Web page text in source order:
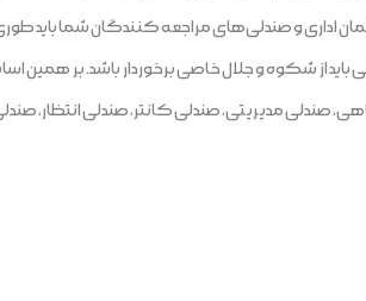
اداری و صندلی‌های مراجعه کنندگان شما باید
از شکوه و جلال خاصی برخوردار باشد. بر همین
مدیریتی، صندلی کانتر، صندلی انتظار،